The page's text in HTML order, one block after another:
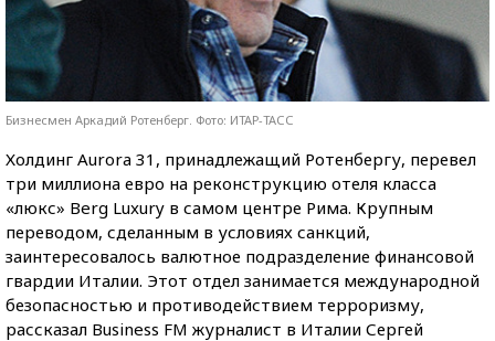
Бизнесмен Аркадий Ротенберг. Фото: ИТАР-ТАСС
Холдинг Aurora 31, принадлежащий Ротенбергу, перевел
три миллиона евро на реконструкцию отеля класса
«люкс» Berg Luxury в самом центре Рима. Крупным
переводом, сделанным в условиях санкций,
заинтересовалось валютное подразделение финансовой
гвардии Италии. Этот отдел занимается международной
безопасностью и противодействием терроризму,
рассказал Business FM журналист в Италии Сергей